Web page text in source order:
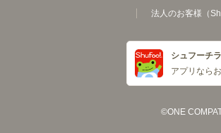
法人のお客様（
シュフーチ
アプリなら
©ONE